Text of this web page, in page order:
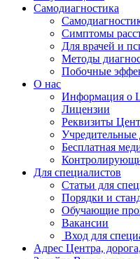
Самодиагностика
Симптомы
Для врачей и
Методы
Побочные
О нас
Информация о
Лицензии
Реквизиты
Бесплатная
Для специалистов
Статьи для
Порядки и
Обучающие
Вакансии
Вход для
Адрес Центра,